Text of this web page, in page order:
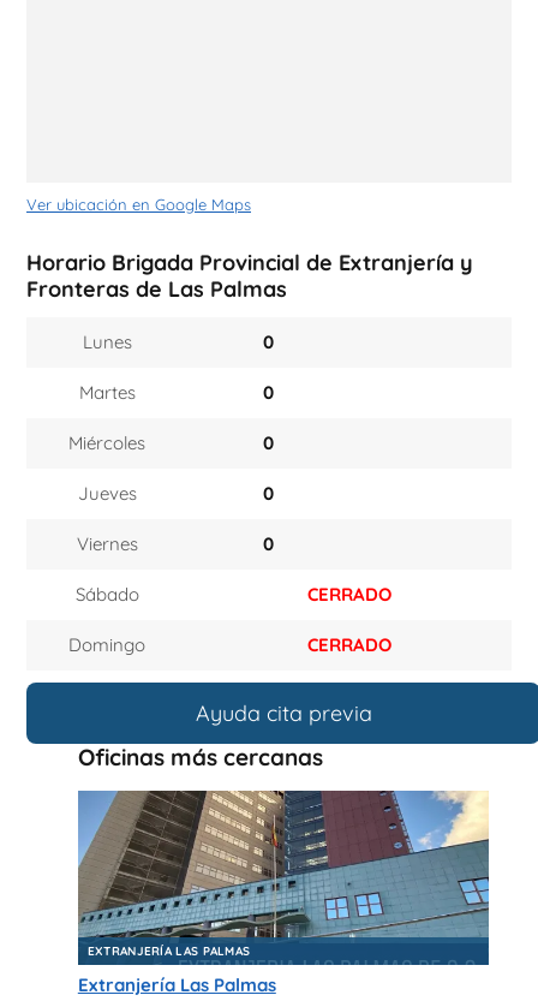
Ver ubicación en Google Maps
Horario Brigada Provincial de Extranjería y
Fronteras de Las Palmas
Lunes 0
Martes 0
Miércoles 0
Jueves 0
Viernes 0
Sábado CERRADO
Domingo CERRADO
Ayuda cita previa
Oficinas más cercanas
EXTRANJERÍA LAS PALMAS
Extranjería Las Palmas